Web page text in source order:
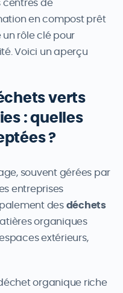
centres de
en compost prêt
un rôle clé pour
Voici un aperçu
verts
: quelles
?
souvent gérées par
entreprises
des déchets
organiques
extérieurs,
organique riche